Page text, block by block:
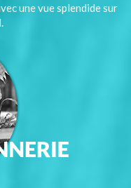
une vue splendide sur